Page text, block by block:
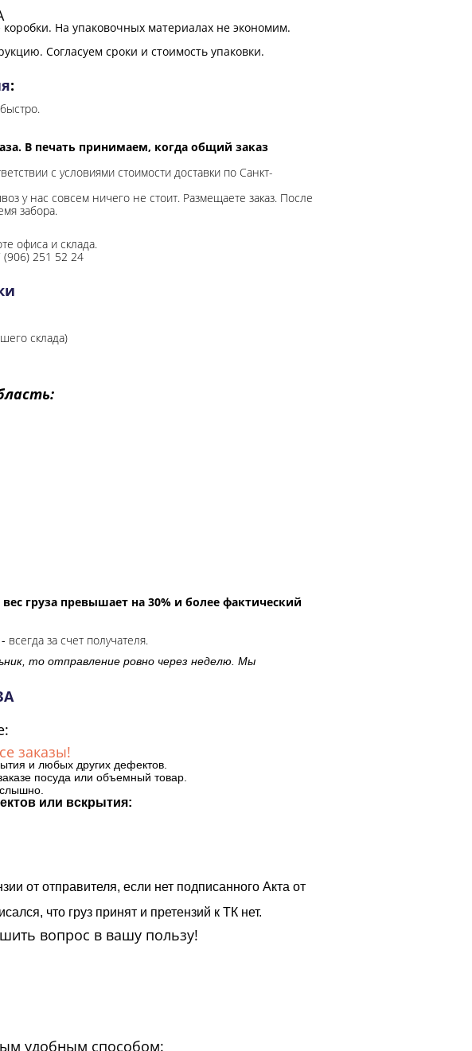
На упаковочных материалах не экономим.
Согласуем сроки и стоимость упаковки.
:
В печать принимаем, когда общий заказ
с условиями стоимости доставки по Санкт-
у нас совсем ничего не стоит. Размещаете заказ. После
забора.
офиса и склада.
251 52 24
склада)
груза превышает на 30% и более фактический
всегда за счет получателя.
то отправление ровно через неделю. Мы
заказы!
и любых других дефектов.
посуда или объемный товар.
или вскрытия:
от отправителя, если нет подписанного Акта от
что груз принят и претензий к ТК нет.
вопрос в вашу пользу!
удобным способом: